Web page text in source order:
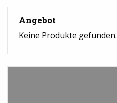
Angebot
Keine Produkte gefunden.